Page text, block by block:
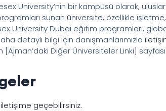
University’nin bir kampüsü olarak,
sunan üniversite, özellikle
University Dubai eğitim programları,
detaylı bilgi için danışmanlarımızla
Diğer Üniversiteler Linki]
iletişime geçebilirsiniz.